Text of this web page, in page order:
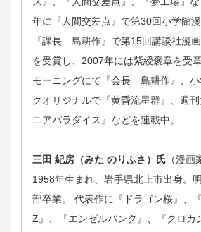
年に『人間交差点』で第30回小学館
『課長 島耕作』で第15回講談社漫
を受賞し、2007年には紫綬褒章を受
モーニングにて『会長 島耕作』、小
クオリジナルで『黄昏流星群』、週
ニアパラダイス』などを連載中。
三田 紀房（みた のりふさ）氏 （漫画
1958年生まれ、岩手県北上市出身。
部卒業。 代表作に『ドラゴン桜』、
Z』、『エンゼルバンク』、『クロカ